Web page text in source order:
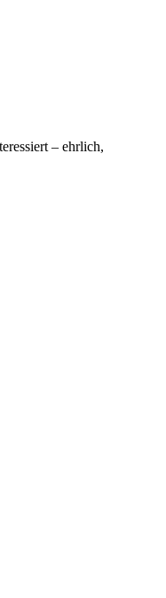
– ehrlich,